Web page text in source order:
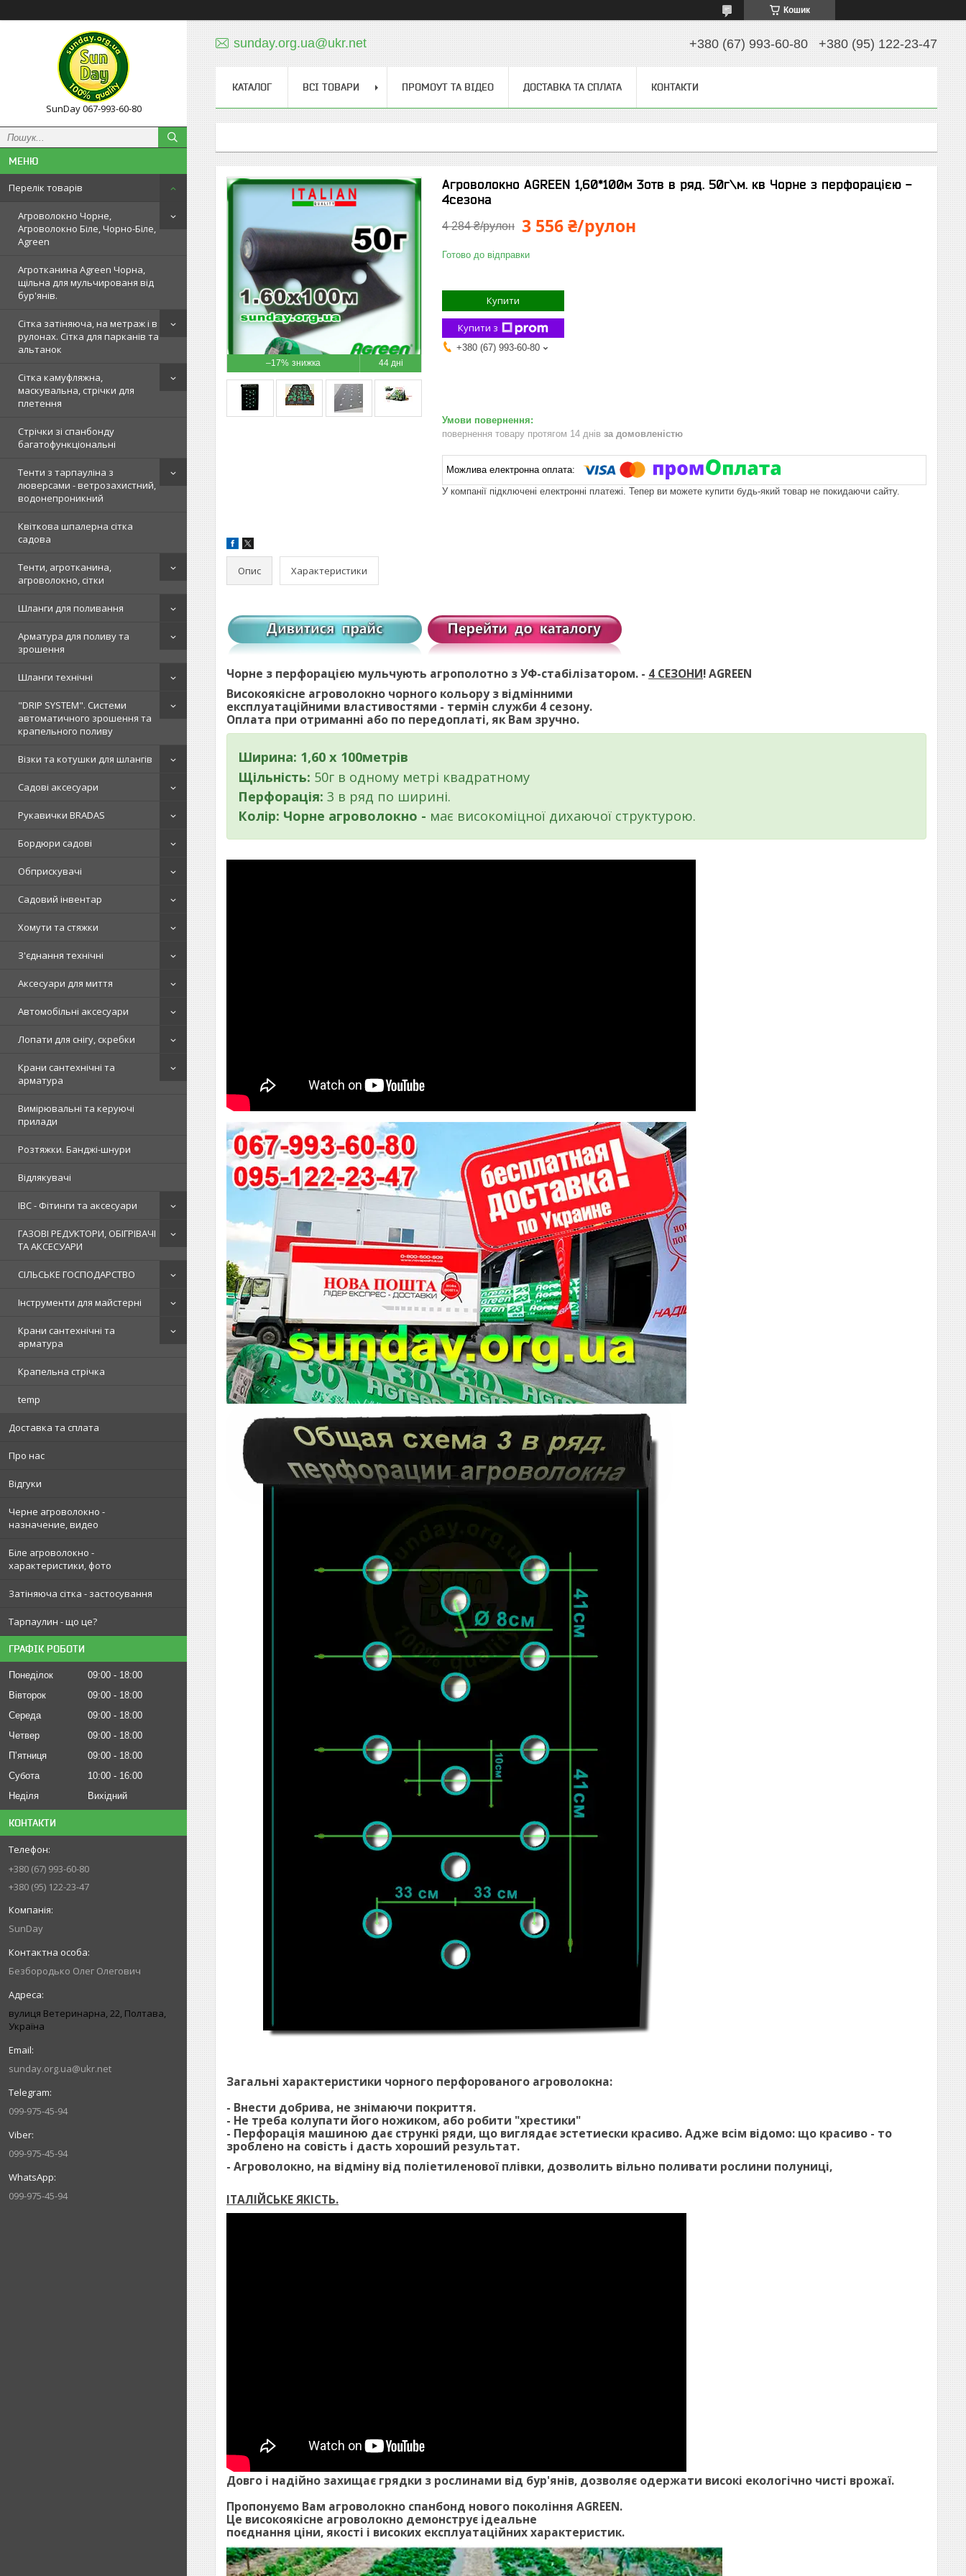
Кошик
SunDay 067-993-60-80
Перелік товарів
Агроволокно Чорне,
Агроволокно Біле, Чорно-Біле,
Agreen
Агротканина Agreen Чорна,
щільна для мульчированя від
бур'янів.
Сітка затіняюча, на метраж і в
рулонах. Сітка для парканів та
альтанок
Сітка камуфляжна,
маскувальна, стрічки для
плетення
Стрічки зі спанбонду
багатофункціональні
Тенти з тарпауліна з
люверсами - ветрозахистний,
водонепроникний
Квіткова шпалерна сітка
садова
Тенти, агротканина,
агроволокно, сітки
Шланги для поливання
Арматура для поливу та
зрошення
Шланги технічні
"DRIP SYSTEM". Системи
автоматичного зрошення та
крапельного поливу
Візки та котушки для шлангів
Садові аксесуари
Рукавички BRADAS
Бордюри садові
Обприскувачі
Садовий інвентар
Хомути та стяжки
З'єднання технічні
Аксесуари для миття
Автомобільні аксесуари
Лопати для снігу, скребки
Крани сантехнічні та
арматура
Вимірювальні та керуючі
прилади
Розтяжки. Банджі-шнури
Відлякувачі
IBC - Фітинги та аксесуари
ГАЗОВІ РЕДУКТОРИ, ОБІГРІВАЧІ
ТА АКСЕСУАРИ
СІЛЬСЬКЕ ГОСПОДАРСТВО
Інструменти для майстерні
Крани сантехнічні та
арматура
Крапельна стрічка
temp
Доставка та сплата
Про нас
Відгуки
Черне агроволокно -
назначение, видео
Біле агроволокно -
характеристики, фото
Затіняюча сітка - застосування
Тарпаулин - що це?
ГРАФІК РОБОТИ
Понеділок 09:00
18:00
Вівторок
09:00
18:00
Середа
09:00
18:00
Четвер
09:00
18:00
Пʼятниця
09:00
18:00
Субота
10:00
16:00
Неділя
Вихідний
КОНТАКТИ
+380 (67) 993-60-80
+380 (95) 122-23-47
SunDay
Безбородько Олег Олегович
вулиця Ветеринарна, 22, Полтава,
Україна
sunday.org.ua@ukr.net
099-975-45-94
099-975-45-94
099-975-45-94
sunday.org.ua@ukr.net +380 (67) 993-60-80 +380 (95) 122-23-47
КАТАЛОГ ВСІ ТОВАРИ ПРОМОУТ ТА ВІДЕО ДОСТАВКА ТА СПЛАТА КОНТАКТИ
–17% 44 дні
Агроволокно AGREEN 1,60*100м 3отв в ряд. 50г\м. кв Чорне з перфорацією -
4сезона
4 284 ₴/рулон 3 556 ₴/рулон
Готово до відправки
Купити
Купити з
+380 (67) 993-60-80
повернення товару протягом 14 днів за домовленістю
У компанії підключені електронні платежі. Тепер ви можете купити будь-який товар не покидаючи сайту.
Опис Характеристики
Чорне з перфорацією мульчують агрополотно з УФ-стабілізатором. - 4 СЕЗОНИ! AGREEN
Високоякісне агроволокно чорного кольору з відмінними
експлуатаційними властивостями - термін служби 4 сезону.
Оплата при отриманні або по передоплаті, як Вам зручно.
Ширина: 1,60 х 100метрів
Щільність: 50г в одному метрі квадратному
Перфорація: 3 в ряд по ширині.
Колір: Чорне агроволокно - має високоміцної дихаючої структурою.
Загальні характеристики чорного перфорованого агроволокна:
- Внести добрива, не знімаючи покриття.
- Не треба колупати його ножиком, або робити "хрестики"
- Перфорація машиною дає стрункі ряди, що виглядає эстетиески красиво. Адже всім відомо: що красиво - то
зроблено на совість і дасть хороший результат.
- Агроволокно, на відміну від поліетиленової плівки, дозволить вільно поливати рослини полуниці,
ІТАЛІЙСЬКЕ ЯКІСТЬ.
Довго і надійно захищає грядки з рослинами від бур'янів, дозволяє одержати високі екологічно чисті врожаї.
Пропонуємо Вам агроволокно спанбонд нового покоління AGREEN.
Це високоякісне агроволокно демонструє ідеальне
поєднання ціни, якості і високих експлуатаційних характеристик.